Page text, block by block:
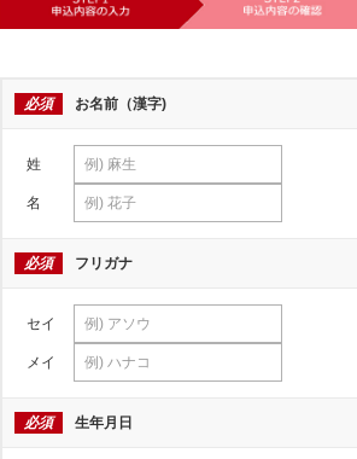
必須 お名前（漢字)
姓
名
必須 フリガナ
セイ
メイ
必須 生年月日